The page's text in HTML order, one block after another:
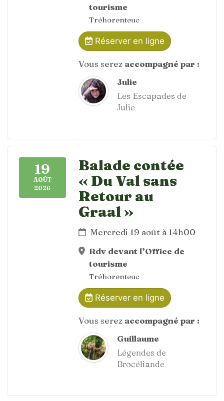
tourisme
Tréhorenteuc
Réserver en ligne
Vous serez accompagné par :
Julie
Les Escapades de
Julie
19
AOÛT
2026
Balade contée
« Du Val sans
Retour au
Graal »
Mercredi 19 août à 14h00
Rdv devant l’Office de
tourisme
Tréhorenteuc
Réserver en ligne
Vous serez accompagné par :
Guillaume
Légendes de
Brocéliande